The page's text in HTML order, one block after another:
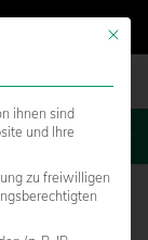
Mit
ihnen sind
und Ihre
zu freiwilligen